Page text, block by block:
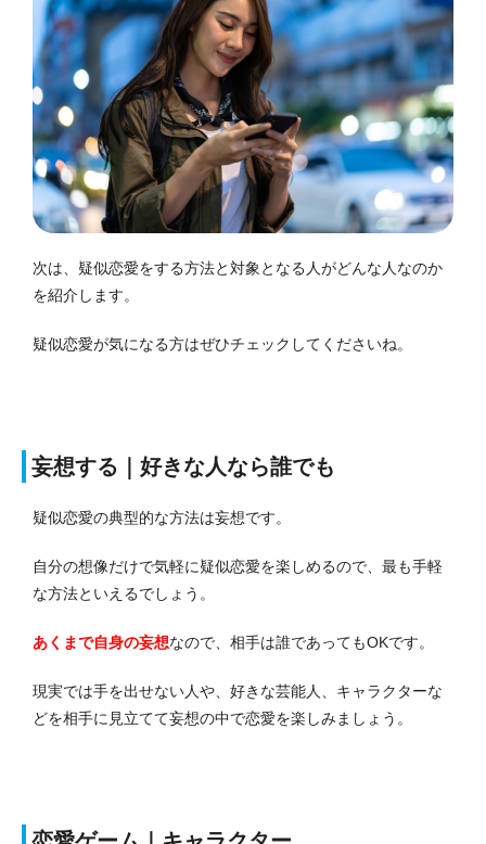
次は、疑似恋愛をする方法と対象となる人がどんな人なのか
を紹介します。
疑似恋愛が気になる方はぜひチェックしてくださいね。
妄想する｜好きな人なら誰でも
疑似恋愛の典型的な方法は妄想です。
自分の想像だけで気軽に疑似恋愛を楽しめるので、最も手軽
な方法といえるでしょう。
あくまで自身の妄想なので、相手は誰であってもOKです。
現実では手を出せない人や、好きな芸能人、キャラクターな
どを相手に見立てて妄想の中で恋愛を楽しみましょう。